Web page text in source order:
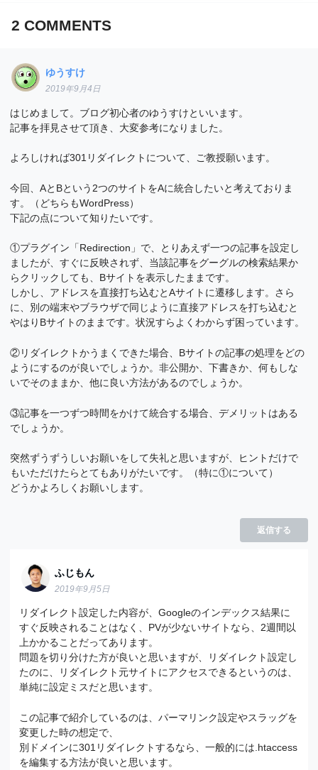
2 COMMENTS
ゆうすけ
2019年9月4日
はじめまして。ブログ初心者のゆうすけといいます。
記事を拝見させて頂き、大変参考になりました。
よろしければ301リダイレクトについて、ご教授願います。
今回、AとBという2つのサイトをAに統合したいと考えておりま
す。（どちらもWordPress）
下記の点について知りたいです。
①プラグイン「Redirection」で、とりあえず一つの記事を設定し
ましたが、すぐに反映されず、当該記事をグーグルの検索結果か
らクリックしても、Bサイトを表示したままです。
しかし、アドレスを直接打ち込むとAサイトに遷移します。さら
に、別の端末やブラウザで同じように直接アドレスを打ち込むと
やはりBサイトのままです。状況すらよくわからず困っています。
②リダイレクトかうまくできた場合、Bサイトの記事の処理をどの
ようにするのが良いでしょうか。非公開か、下書きか、何もしな
いでそのままか、他に良い方法があるのでしょうか。
③記事を一つずつ時間をかけて統合する場合、デメリットはある
でしょうか。
突然ずうずうしいお願いをして失礼と思いますが、ヒントだけで
もいただけたらとてもありがたいです。（特に①について）
どうかよろしくお願いします。
返信する
ふじもん
2019年9月5日
リダイレクト設定した内容が、Googleのインデックス結果に
すぐ反映されることはなく、PVが少ないサイトなら、2週間以
上かかることだってあります。
問題を切り分けた方が良いと思いますが、リダイレクト設定し
たのに、リダイレクト元サイトにアクセスできるというのは、
単純に設定ミスだと思います。
この記事で紹介しているのは、パーマリンク設定やスラッグを
変更した時の想定で、
別ドメインに301リダイレクトするなら、一般的には.htaccess
を編集する方法が良いと思います。